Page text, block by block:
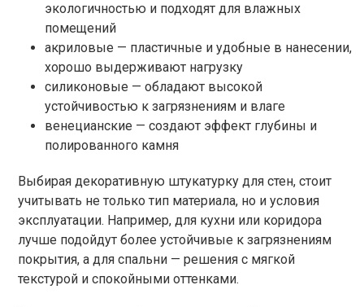
экологичностью и подходят для влажных
помещений
акриловые — пластичные и удобные в нанесении,
хорошо выдерживают нагрузку
силиконовые — обладают высокой
устойчивостью к загрязнениям и влаге
венецианские — создают эффект глубины и
полированного камня
Выбирая декоративную штукатурку для стен, стоит
учитывать не только тип материала, но и условия
эксплуатации. Например, для кухни или коридора
лучше подойдут более устойчивые к загрязнениям
покрытия, а для спальни — решения с мягкой
текстурой и спокойными оттенками.